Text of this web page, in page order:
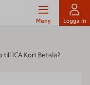
Meny Logga in
ICA Kort Betala?